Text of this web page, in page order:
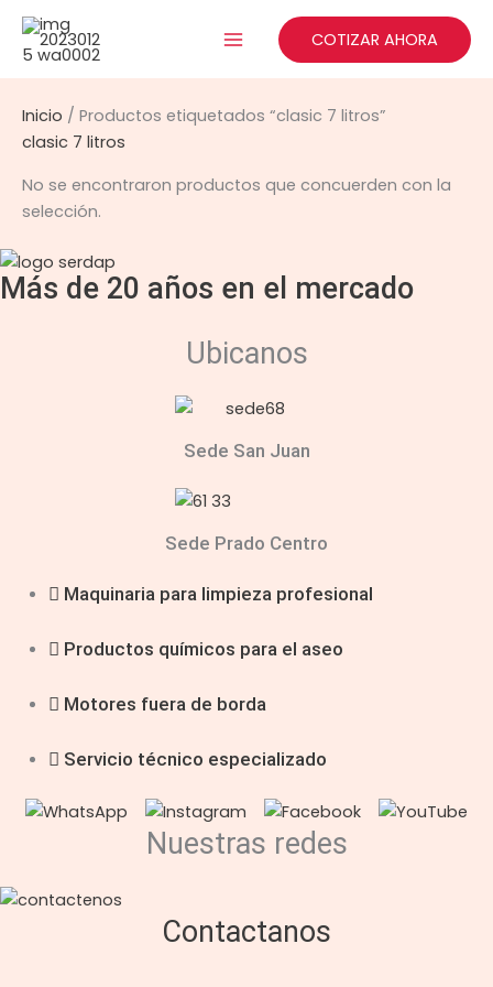
contenido
COTIZAR AHORA
Inicio / Productos etiquetados “clasic 7 litros”
clasic 7 litros
No se encontraron productos que concuerden con la
selección.
Más de 20 años en el mercado
Ubicanos
Sede San Juan
Sede Prado Centro
Maquinaria para limpieza profesional
Productos químicos para el aseo
Motores fuera de borda
Servicio técnico especializado
Nuestras redes
Contactanos